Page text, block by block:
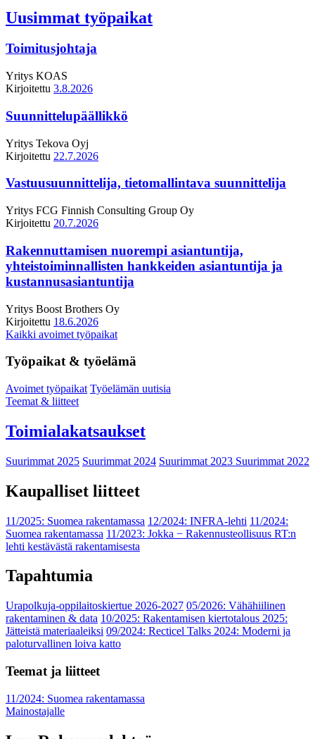
Uusimmat työpaikat
Toimitusjohtaja
Yritys KOAS
Kirjoitettu 3.8.2026
Suunnittelupäällikkö
Yritys Tekova Oyj
Kirjoitettu 22.7.2026
Vastuusuunnittelija, tietomallintava suunnittelija
Yritys FCG Finnish Consulting Group Oy
Kirjoitettu 20.7.2026
Rakennuttamisen nuorempi asiantuntija,
yhteistoiminnallisten hankkeiden asiantuntija ja
kustannusasiantuntija
Yritys Boost Brothers Oy
Kirjoitettu 18.6.2026
Kaikki avoimet työpaikat
Työpaikat & työelämä
Avoimet työpaikat Työelämän uutisia
Teemat & liitteet
Toimialakatsaukset
Suurimmat 2025 Suurimmat 2024 Suurimmat 2023 Suurimmat 2022
Kaupalliset liitteet
11/2025: Suomea rakentamassa 12/2024: INFRA-lehti 11/2024:
Suomea rakentamassa 11/2023: Jokka − Rakennusteollisuus RT:n
lehti kestävästä rakentamisesta
Tapahtumia
Urapolkuja-oppilaitoskiertue 2026-2027 05/2026: Vähähiilinen
rakentaminen & data 10/2025: Rakentamisen kiertotalous 2025:
Jätteistä materiaaleiksi 09/2024: Recticel Talks 2024: Moderni ja
paloturvallinen loiva katto
Teemat ja liitteet
11/2024: Suomea rakentamassa
Mainostajalle